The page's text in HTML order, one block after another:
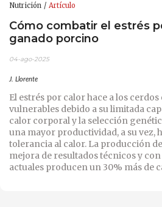
Nutrición Artículo
Cómo combatir el estrés
ganado porcino
04-ago-2025
J. Llorente
El estrés por calor hace a los
vulnerables debido a su limitada
calor corporal y la selección
una mayor productividad, a su vez,
tolerancia al calor. La producción
mejora de resultados técnicos y
actuales producen un 30% más de